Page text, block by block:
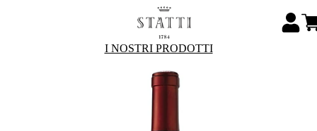
I NOSTRI PRODOTTI